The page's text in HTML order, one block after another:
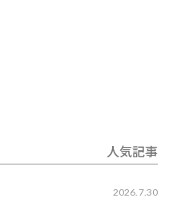
人気記事
2026.7.30